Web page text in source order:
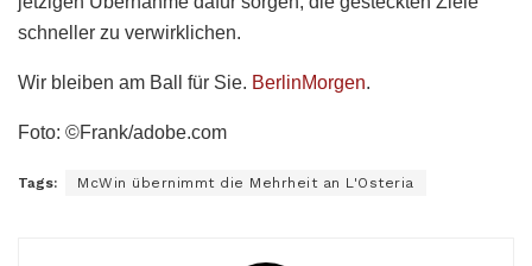
schneller zu verwirklichen.
Wir bleiben am Ball für Sie. BerlinMorgen.
Foto: ©Frank/adobe.com
Tags: McWin übernimmt die Mehrheit an L'Osteria